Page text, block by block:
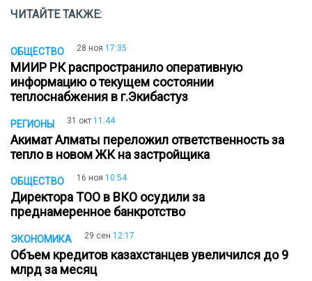
ЧИТАЙТЕ ТАКЖЕ:
ОБЩЕСТВО 28 ноя 17:35
МИИР РК распространило оперативную
информацию о текущем состоянии
теплоснабжения в г.Экибастуз
РЕГИОНЫ 31 окт 11:44
Акимат Алматы переложил ответственность за
тепло в новом ЖК на застройщика
ОБЩЕСТВО 16 ноя 10:54
Директора ТОО в ВКО осудили за
преднамеренное банкротство
ЭКОНОМИКА 29 сен 12:17
Объем кредитов казахстанцев увеличился до 9
млрд за месяц